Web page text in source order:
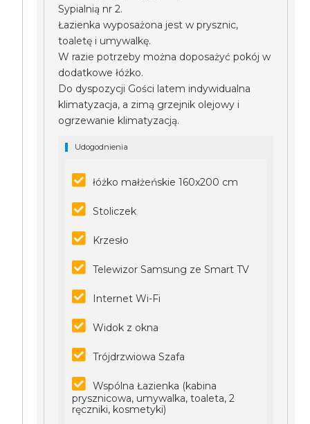
Sypialnią nr 2.
Łazienka wyposażona jest w prysznic,
toaletę i umywalkę.
W razie potrzeby można doposażyć pokój w
dodatkowe łóżko.
Do dyspozycji Gości latem indywidualna
klimatyzacja, a zimą grzejnik olejowy i
ogrzewanie klimatyzacją.
Udogodnienia
łóżko małżeńskie 160x200 cm
Stoliczek
Krzesło
Telewizor Samsung ze Smart TV
Internet Wi-Fi
Widok z okna
Trójdrzwiowa Szafa
Wspólna Łazienka (kabina
prysznicowa, umywalka, toaleta, 2
ręczniki, kosmetyki)